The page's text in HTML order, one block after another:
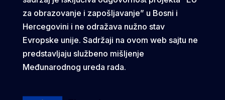
za obrazovanje i zapošljavanje” u Bosni i
Hercegovini i ne odražava nužno stav
Evropske unije. Sadržaji na ovom web sajtu ne
predstavljaju službeno mišljenje
Međunarodnog ureda rada.